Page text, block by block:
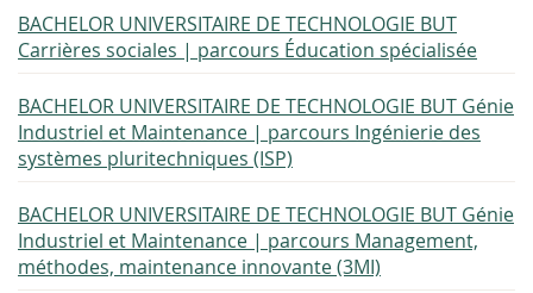
BACHELOR UNIVERSITAIRE DE TECHNOLOGIE BUT
Carrières sociales | parcours Éducation spécialisée
BACHELOR UNIVERSITAIRE DE TECHNOLOGIE BUT Génie
Industriel et Maintenance | parcours Ingénierie des
systèmes pluritechniques (ISP)
BACHELOR UNIVERSITAIRE DE TECHNOLOGIE BUT Génie
Industriel et Maintenance | parcours Management,
méthodes, maintenance innovante (3MI)